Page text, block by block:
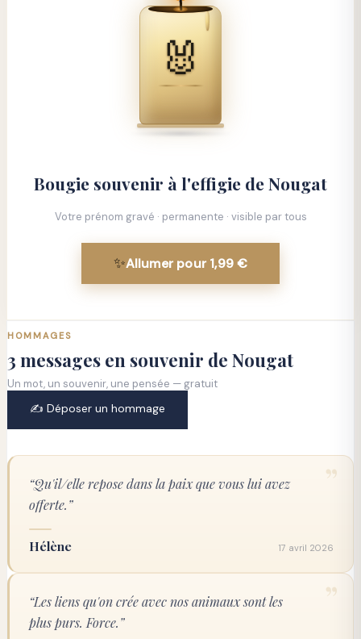
🐰
Bougie souvenir à l'effigie deNougat
Votre prénom gravé · permanente · visible par tous
✨Allumer pour 1,99 €
HOMMAGES
3 messages en souvenir de Nougat
Un mot, un souvenir, une pensée — gratuit
✍️ Déposer un hommage
”
“Qu'il/elle repose dans la paix que vous lui avez
offerte.”
Hélène 17 avril 2026
”
“Les liens qu'on crée avec nos animaux sont les
plus purs. Force.”